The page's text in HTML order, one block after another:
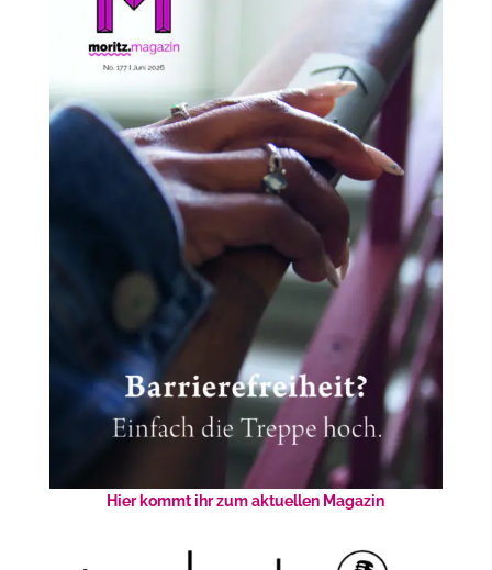
Hier kommt ihr zum aktuellen Magazin